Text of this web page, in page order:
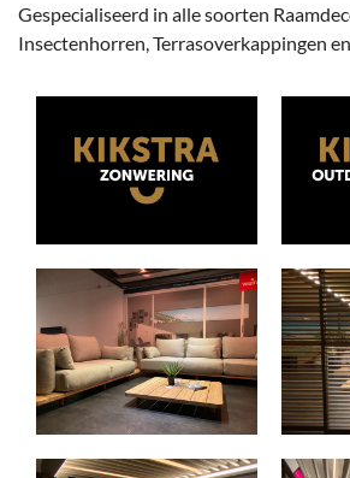
Gespecialiseerd in alle soorten
Insectenhorren, Terrasoverkappingen